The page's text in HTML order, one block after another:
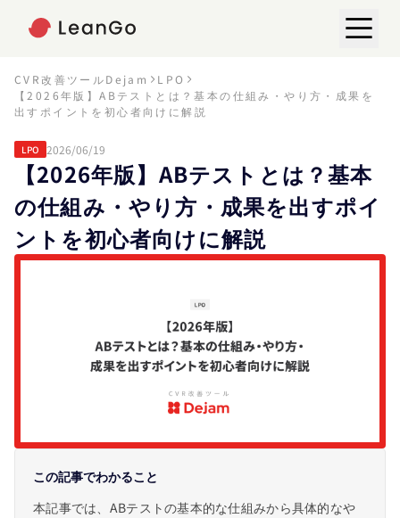
CVR改善ツールDejam
LPO
【2026年版】ABテストとは？基本の仕組み・やり方・成果を
出すポイントを初心者向けに解説
LPO 2026/06/19
【2026年版】ABテストとは？基本
の仕組み・やり方・成果を出すポイ
ントを初心者向けに解説
この記事でわかること
本記事では、ABテストの基本的な仕組みから具体的なや